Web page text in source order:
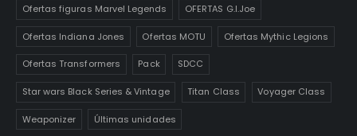
Ofertas figuras Marvel Legends OFERTAS G.I.Joe
Ofertas Indiana Jones Ofertas MOTU Ofertas Mythic Legions
Ofertas Transformers Pack SDCC
Star wars Black Series & Vintage Titan Class Voyager Class
Weaponizer Últimas unidades